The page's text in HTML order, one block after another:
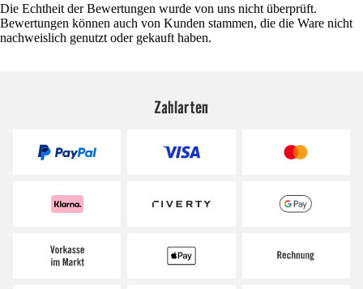
Die Echtheit der Bewertungen wurde von uns nicht überprüft.
Bewertungen können auch von Kunden stammen, die die Ware nicht
nachweislich genutzt oder gekauft haben.
Zahlarten